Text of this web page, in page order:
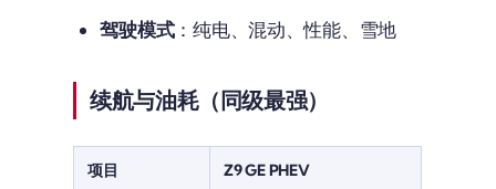
驾驶模式：纯电、混动、性能、雪地
续航与油耗（同级最强）
项目 Z9 GE PHEV